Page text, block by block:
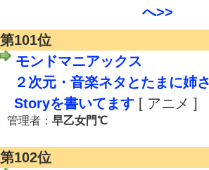
へ>>
第101位
モンドマニアックス
２次元・音楽ネタとたまに姉
Storyを書いてます [ アニメ ]
管理者： 早乙女門℃
第102位